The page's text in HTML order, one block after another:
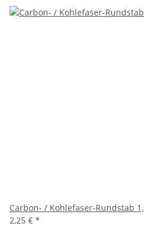
Carbon- / Kohlefaser-Rundstab
2,25 € *